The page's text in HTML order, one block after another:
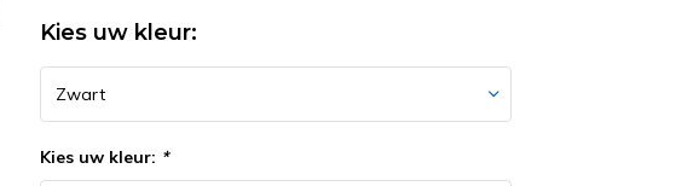
Kies uw kleur:
Kies uw kleur: *